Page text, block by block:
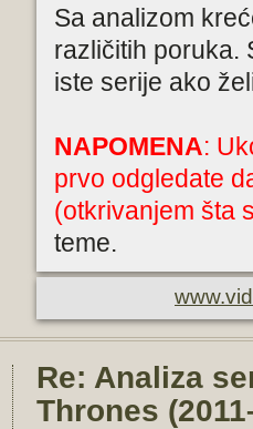
Sa analizom
različitih poruka.
iste serije ako
NAPOMENA:
prvo odgledate
(otkrivanjem šta
teme.
Re: Analiza
Thrones